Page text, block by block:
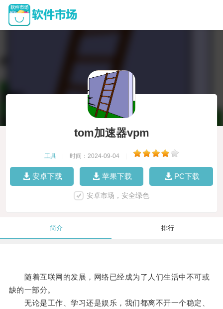
tom加速器vpm
工具 时间：2024-09-04
安卓下载 苹果下载 PC下载
安卓市场，安全绿色
简介 排行
随着互联网的发展，网络已经成为了人们生活中不可或
缺的一部分。
无论是工作、学习还是娱乐，我们都离不开一个稳定、